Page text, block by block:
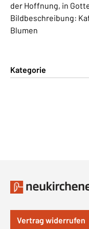
der Hoffnung, in
Bildbeschreibung:
Blumen
Kategorie
Vertrag widerrufen